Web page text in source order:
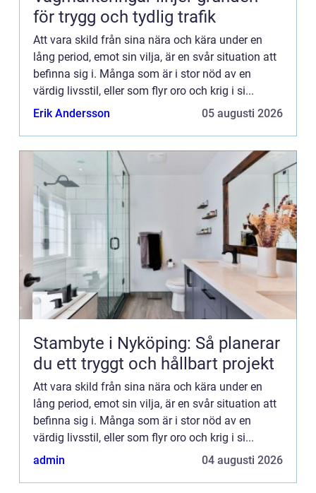
för trygg och tydlig trafik
Att vara skild från sina nära och kära under en
lång period, emot sin vilja, är en svår situation att
befinna sig i. Många som är i stor nöd av en
värdig livsstil, eller som flyr oro och krig i si...
Erik Andersson
05 augusti 2026
Stambyte i Nyköping: Så planerar
du ett tryggt och hållbart projekt
Att vara skild från sina nära och kära under en
lång period, emot sin vilja, är en svår situation att
befinna sig i. Många som är i stor nöd av en
värdig livsstil, eller som flyr oro och krig i si...
admin
04 augusti 2026